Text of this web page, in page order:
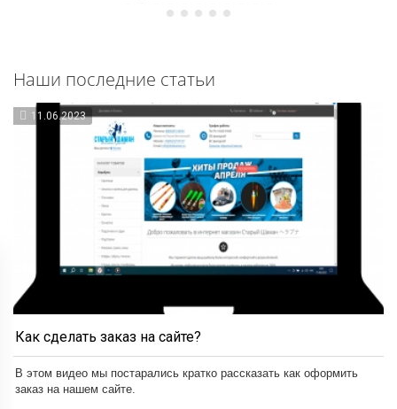
Наши последние статьи
11.06.2023
Как сделать заказ на сайте?
В этом видео мы постарались кратко рассказать как оформить
заказ на нашем сайте.